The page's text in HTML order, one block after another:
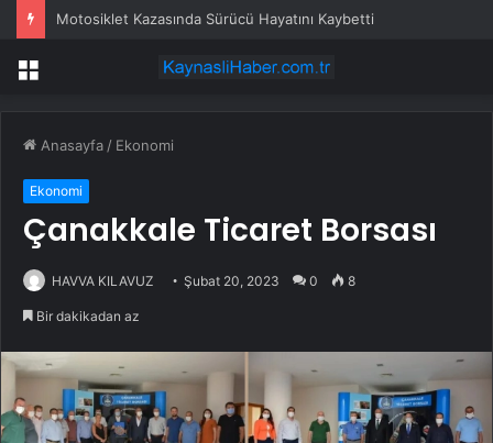
Motosiklet Kazasında Sürücü Hayatını Kaybetti
Menü
Anasayfa / Ekonomi
Ekonomi
Çanakkale Ticaret Borsası
HAVVA KILAVUZ Şubat 20, 2023 0 8
Bir dakikadan az